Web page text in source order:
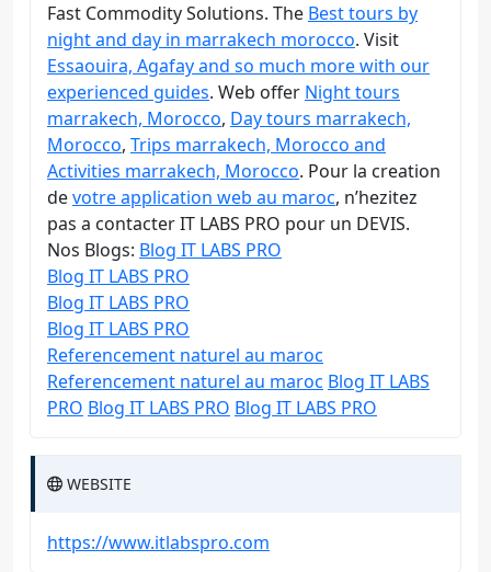
Fast Commodity Solutions. The Best tours by
night and day in marrakech morocco. Visit
Essaouira, Agafay and so much more with our
experienced guides. Web offer Night tours
marrakech, Morocco, Day tours marrakech,
Morocco, Trips marrakech, Morocco and
Activities marrakech, Morocco. Pour la creation
devotre application web au maroc, n’hezitez
pas a contacter IT LABS PRO pour un DEVIS.
Nos Blogs: Blog IT LABS PRO
Blog IT LABS PRO
Blog IT LABS PRO
Blog IT LABS PRO
Referencement naturel au maroc
Referencement naturel au maroc Blog IT LABS
PRO Blog IT LABS PRO Blog IT LABS PRO
WEBSITE
https://www.itlabspro.com